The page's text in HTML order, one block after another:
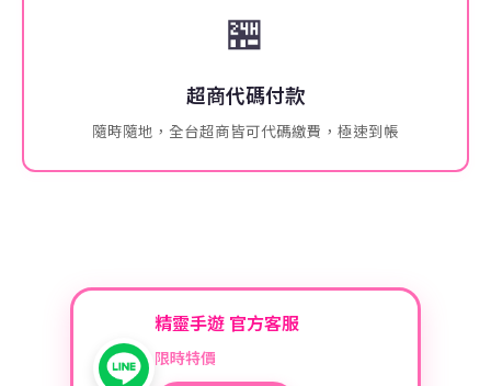
🏪
超商代碼付款
隨時隨地，全台超商皆可代碼繳費，極速到帳
精靈手遊 官方客服
限時特價